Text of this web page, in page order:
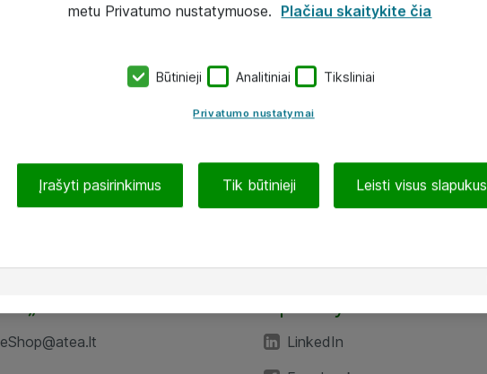
eShop@atea.lt
LinkedIn
metu Privatumo nustatymuose. Plačiau skaitykite čia
Būtinieji Analitiniai Tiksliniai
Privatumo nustatymai
Įrašyti pasirinkimus Tik būtinieji Leisti visus slapukus